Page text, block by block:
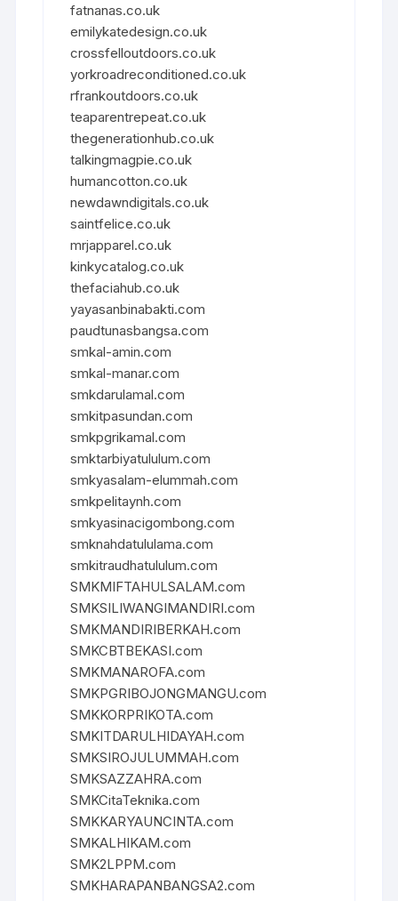
fatnanas.co.uk
emilykatedesign.co.uk
crossfelloutdoors.co.uk
yorkroadreconditioned.co.uk
rfrankoutdoors.co.uk
teaparentrepeat.co.uk
thegenerationhub.co.uk
talkingmagpie.co.uk
humancotton.co.uk
newdawndigitals.co.uk
saintfelice.co.uk
mrjapparel.co.uk
kinkycatalog.co.uk
thefaciahub.co.uk
yayasanbinabakti.com
paudtunasbangsa.com
smkal-amin.com
smkal-manar.com
smkdarulamal.com
smkitpasundan.com
smkpgrikamal.com
smktarbiyatululum.com
smkyasalam-elummah.com
smkpelitaynh.com
smkyasinacigombong.com
smknahdatululama.com
smkitraudhatululum.com
SMKMIFTAHULSALAM.com
SMKSILIWANGIMANDIRI.com
SMKMANDIRIBERKAH.com
SMKCBTBEKASI.com
SMKMANAROFA.com
SMKPGRIBOJONGMANGU.com
SMKKORPRIKOTA.com
SMKITDARULHIDAYAH.com
SMKSIROJULUMMAH.com
SMKSAZZAHRA.com
SMKCitaTeknika.com
SMKKARYAUNCINTA.com
SMKALHIKAM.com
SMK2LPPM.com
SMKHARAPANBANGSA2.com